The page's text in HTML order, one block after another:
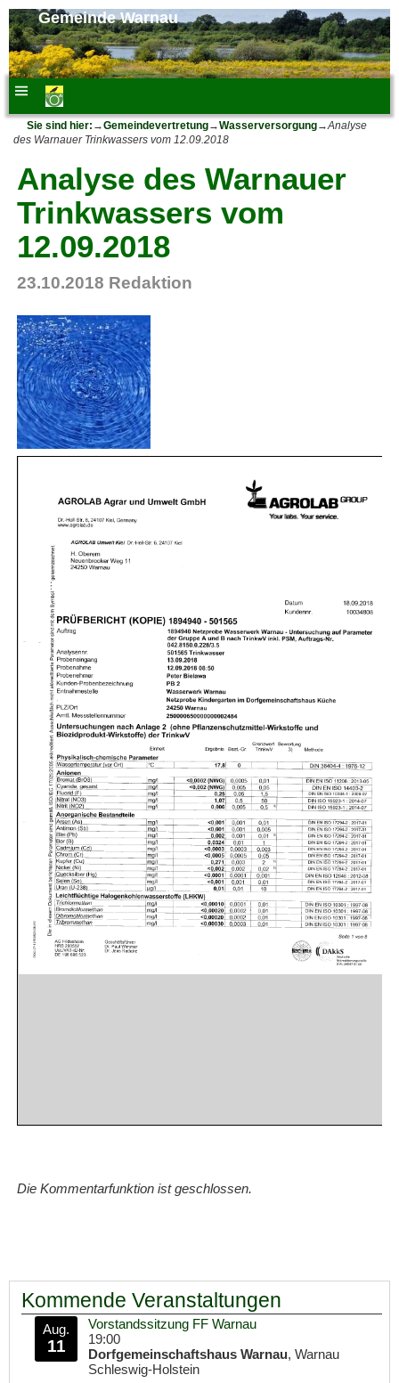
Gemeinde Warnau
Sie sind hier: →Gemeindevertretung→Wasserversorgung→Analyse
des Warnauer Trinkwassers vom 12.09.2018
Analyse des Warnauer
Trinkwassers vom
12.09.2018
23.10.2018 Redaktion
Die Kommentarfunktion ist geschlossen.
Kommende Veranstaltungen
Aug.
11
Vorstandssitzung FF Warnau
19:00
Dorfgemeinschaftshaus Warnau, Warnau
Schleswig-Holstein